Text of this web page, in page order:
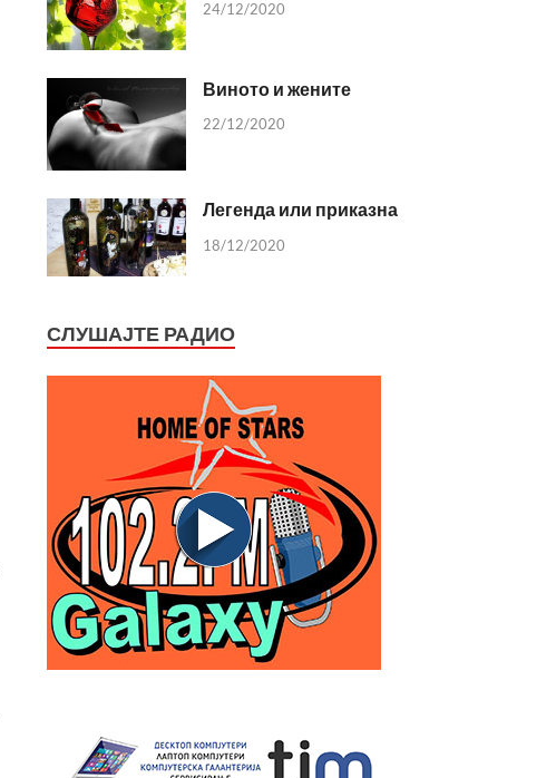
24/12/2020
Виното и жените
22/12/2020
Легенда или приказна
18/12/2020
СЛУШАЈТЕ РАДИО